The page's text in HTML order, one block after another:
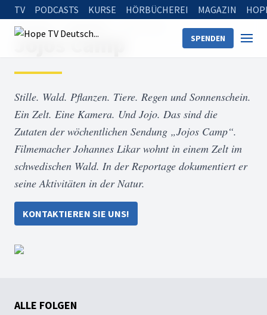
TV PODCASTS KURSE HÖRBÜCHEREI MAGAZIN
SPENDEN
Startseite
Jojos Camp
Stille. Wald. Pflanzen. Tiere. Regen und Sonnenschein.
Ein Zelt. Eine Kamera. Und Jojo. Das sind die
Zutaten der wöchentlichen Sendung „Jojos Camp“.
Filmemacher Johannes Likar wohnt in einem Zelt im
schwedischen Wald. In der Reportage dokumentiert er
seine Aktivitäten in der Natur.
KONTAKTIEREN SIE UNS!
ALLE FOLGEN